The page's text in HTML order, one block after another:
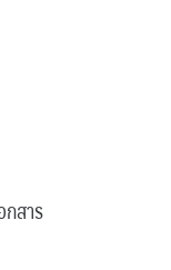
กสาร